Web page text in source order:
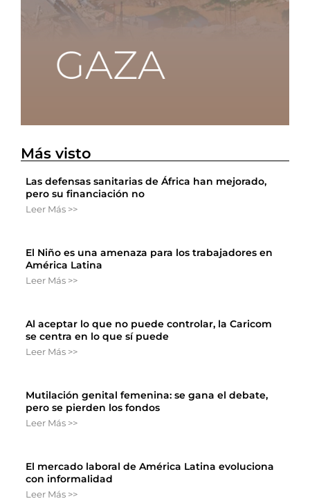
Más visto
Las defensas sanitarias de África han mejorado,
pero su financiación no
Leer Más >>
El Niño es una amenaza para los trabajadores en
América Latina
Leer Más >>
Al aceptar lo que no puede controlar, la Caricom
se centra en lo que sí puede
Leer Más >>
Mutilación genital femenina: se gana el debate,
pero se pierden los fondos
Leer Más >>
El mercado laboral de América Latina evoluciona
con informalidad
Leer Más >>